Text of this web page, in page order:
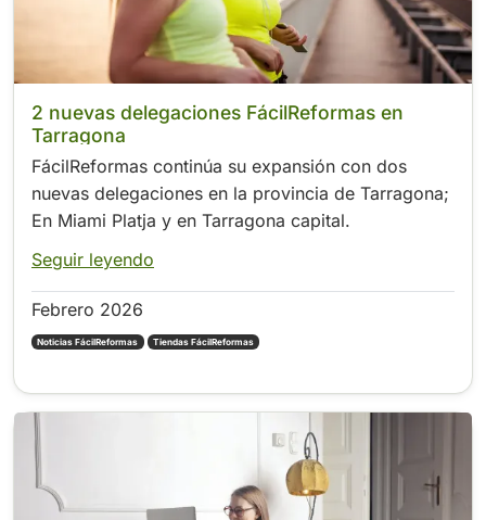
2 nuevas delegaciones FácilReformas en
Tarragona
FácilReformas continúa su expansión con dos
nuevas delegaciones en la provincia de Tarragona;
En Miami Platja y en Tarragona capital.
Seguir leyendo
Febrero 2026
Noticias FácilReformas Tiendas FácilReformas